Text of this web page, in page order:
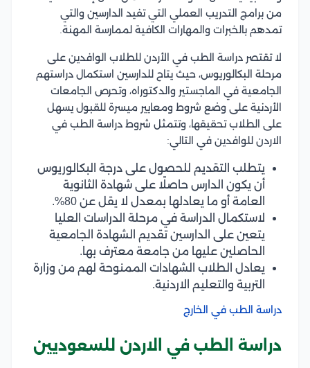
من برامج التدريب العملي التي تفيد الدارسين والتي
تمدهم بالخبرات والمهارات الكافية لممارسة المهنة.
لا تقتصر دراسة الطب في الأردن للطلاب الوافدين على
مرحلة البكالوريوس، حيث يتاح للدارسين استكمال دراستهم
الجامعية في الماجستير والدكتوراه، وتحرص الجامعات
الأردنية على وضع شروط ومعايير ميسرة للقبول يسهل
على الطلاب تحقيقها، وتتمثل شروط دراسة الطب في
الاردن للوافدين في التالي:
يتطلب التقديم للحصول على درجة البكالوريوس
أن يكون الدارس حاصلًا على شهادة الثانوية
العامة أو ما يعادلها بمعدل لا يقل عن 80%.
لاستكمال الدراسة في مرحلة الدراسات العليا
يتعين على الدارسين تقديم الشهادة الجامعية
الحاصلين عليها من جامعة معترف بها.
يعادل الطلاب الشهادات الممنوحة لهم من وزارة
التربية والتعليم الاردنية.
دراسة الطب في الخارج
دراسة الطب في الاردن للسعوديين